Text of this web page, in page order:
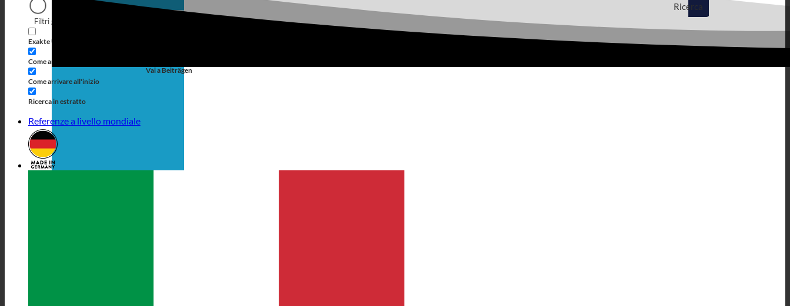
Ricerca
Filtri generici
Exakte Übereinstimmung
Come arrivare al titolo
Come arrivare all'inizio
Ricerca in estratto
Vai a Beiträgen
Referenze a livello mondiale